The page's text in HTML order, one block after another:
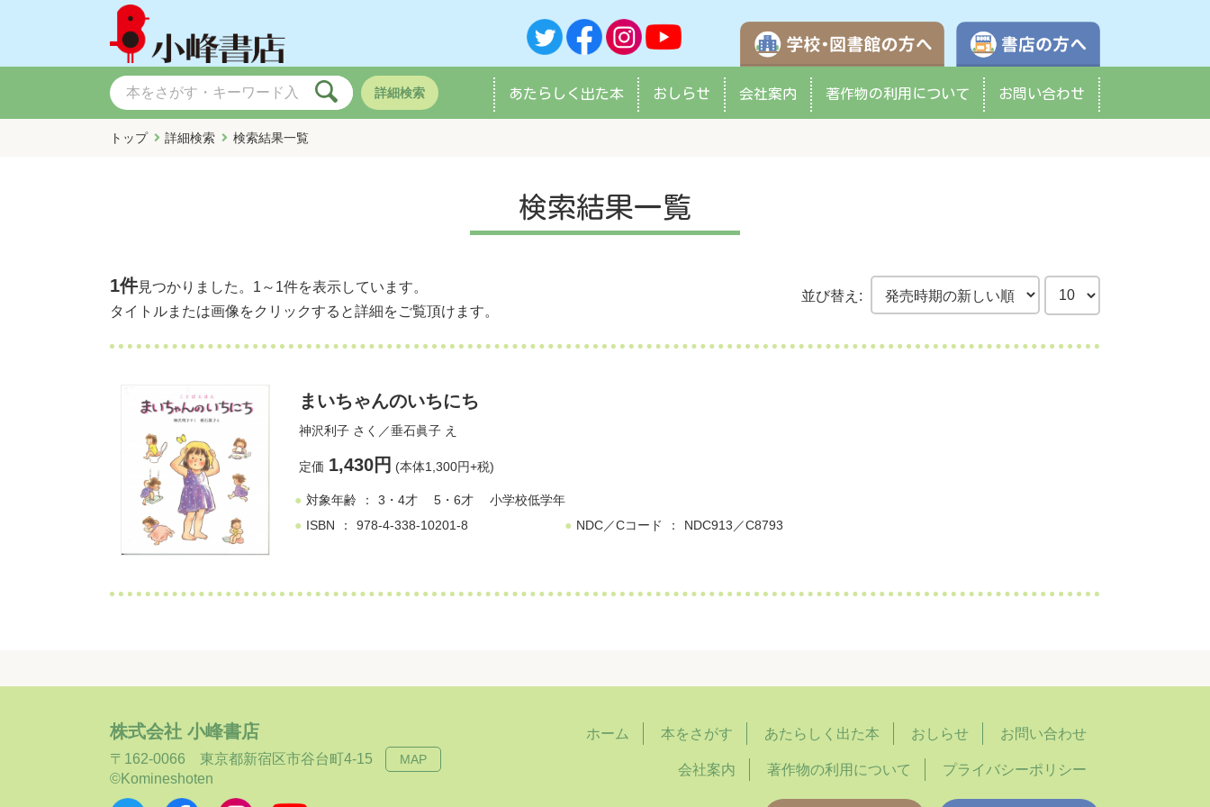
学校・図書館の方へ
詳細検索 あたらしく 出た本 おしらせ 会社案内 著作物の利用について お問い合わせ
トップ 詳細検索 検索結果一覧
検索結果一覧
1件見つかりました。 1～1件を表示しています。
タイトルまたは画像をクリックすると詳細をご覧頂けます。
並び替え:
まいちゃんのいちにち
神沢利子 さく／垂石眞子 え
定価 1,430円 (本体1,300円+税)
対象年齢 3・4才 5・6才
小学校低学年
ISBN
978-4-338-10201-8 NDC／Cコード NDC913／C8793
株式会社 小峰書店
〒162-0066 東京都新宿区市谷台町4-15 MAP
©Komineshoten
ホーム 本をさがす あたらしく出た本 おしらせ お問い合わせ
会社案内 著作物の利用について プライバシーポリシー